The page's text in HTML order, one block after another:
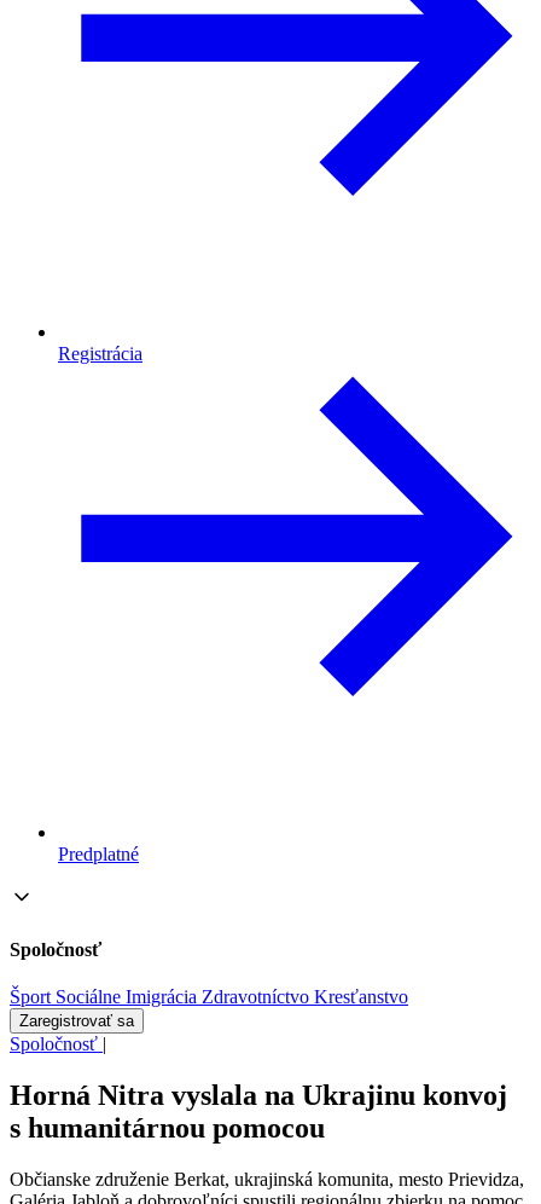
Registrácia
Predplatné
Spoločnosť
Šport Sociálne Imigrácia Zdravotníctvo Kresťanstvo
Zaregistrovať sa
Spoločnosť |
Horná Nitra vyslala na Ukrajinu konvoj
s humanitárnou pomocou
Občianske združenie Berkat, ukrajinská komunita, mesto Prievidza,